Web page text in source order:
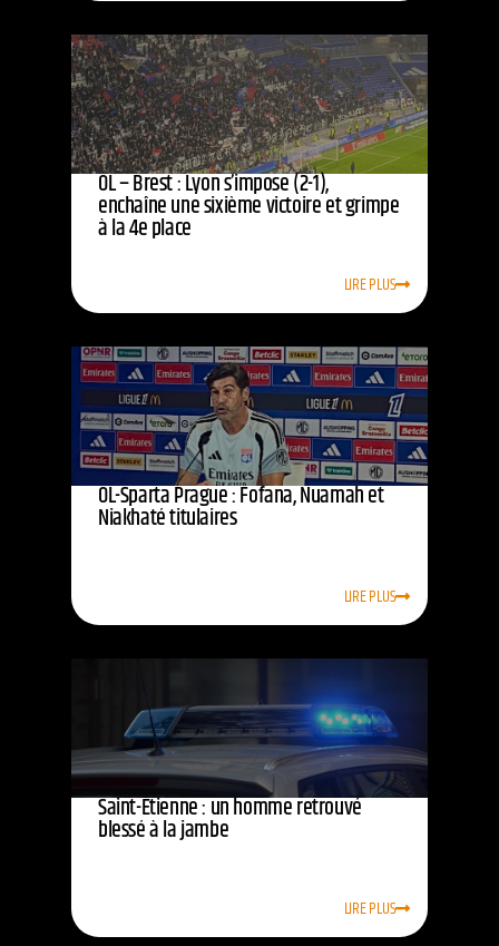
OL – Brest : Lyon s’impose (2-1),
enchaîne une sixième victoire et grimpe
à la 4e place
LIRE PLUS
OL-Sparta Prague : Fofana, Nuamah et
Niakhaté titulaires
LIRE PLUS
Saint-Étienne : un homme retrouvé
blessé à la jambe
LIRE PLUS